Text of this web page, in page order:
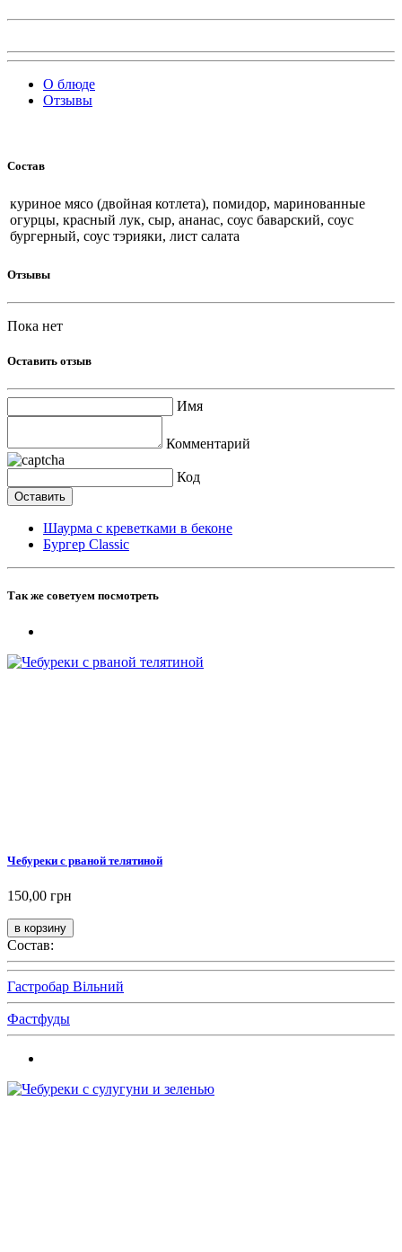
О блюде
Отзывы
Состав
куриное мясо (двойная котлета), помидор, маринованные
огурцы, красный лук, сыр, ананас, соус баварский, соус
бургерный, соус тэрияки, лист салата
Отзывы
Пока нет
Оставить отзыв
Имя
Комментарий
Код
Шаурма с креветками в беконе
Бургер Classic
Так же советуем посмотреть
Чебуреки с рваной телятиной
150,00 грн
Состав:
Гастробар Вільний
Фастфуды